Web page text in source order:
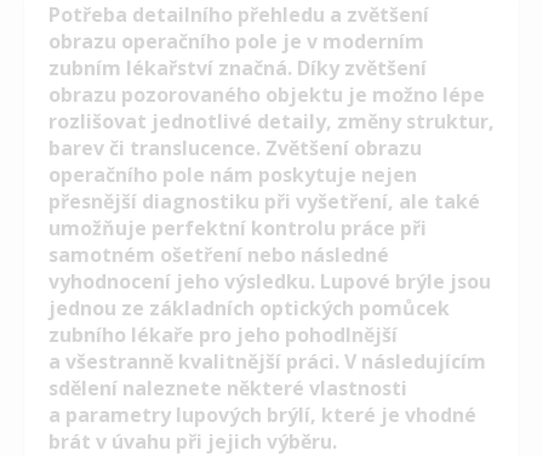
Potřeba detailního přehledu a zvětšení
obrazu operačního pole je v moderním
zubním lékařství značná. Díky zvětšení
obrazu pozorovaného objektu je možno lépe
rozlišovat jednotlivé detaily, změny struktur,
barev či translucence. Zvětšení obrazu
operačního pole nám poskytuje nejen
přesnější diagnostiku při vyšetření, ale také
umožňuje perfektní kontrolu práce při
samotném ošetření nebo následné
vyhodnocení jeho výsledku. Lupové brýle jsou
jednou ze základních optických pomůcek
zubního lékaře pro jeho pohodlnější
a všestranně kvalitnější práci. V následujícím
sdělení naleznete některé vlastnosti
a parametry lupových brýlí, které je vhodné
brát v úvahu při jejich výběru.